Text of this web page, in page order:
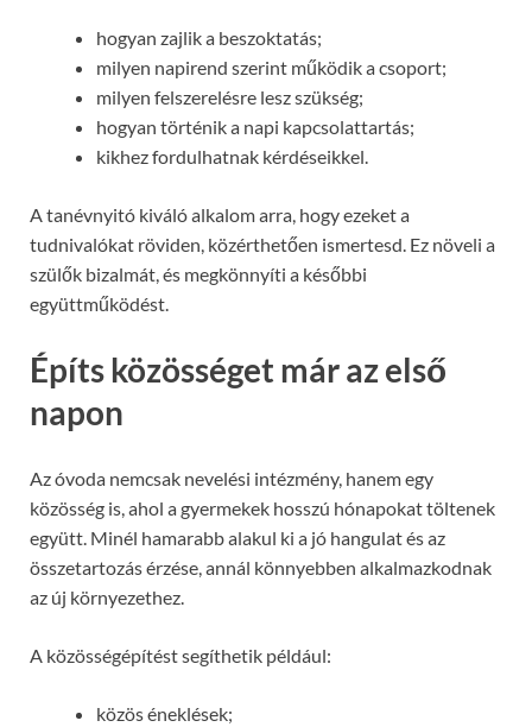
hogyan zajlik a beszoktatás;
milyen napirend szerint működik a csoport;
milyen felszerelésre lesz szükség;
hogyan történik a napi kapcsolattartás;
kikhez fordulhatnak kérdéseikkel.
A tanévnyitó kiváló alkalom arra, hogy ezeket a
tudnivalókat röviden, közérthetően ismertesd. Ez növeli a
szülők bizalmát, és megkönnyíti a későbbi
együttműködést.
Építs közösséget már az első
napon
Az óvoda nemcsak nevelési intézmény, hanem egy
közösség is, ahol a gyermekek hosszú hónapokat töltenek
együtt. Minél hamarabb alakul ki a jó hangulat és az
összetartozás érzése, annál könnyebben alkalmazkodnak
az új környezethez.
A közösségépítést segíthetik például:
közös éneklések;